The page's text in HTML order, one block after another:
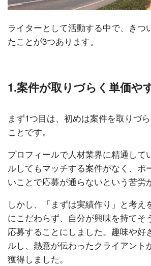
ライターとして活動する中で、きつ
たことが3つあります。
1.案件が取りづらく単価や
まず1つ目は、初めは案件を取りづ
ことです。
プロフィールで人材業界に精通して
ルしてもマッチする案件がなく、ポ
いことで応募が通らないという苦労
しかし、「まずは実績作り」と考え
にこだわらず、自分が興味を持てそ
応募することにしました。趣味や好
ルし、熱意が伝わったクライアント
獲得しました。